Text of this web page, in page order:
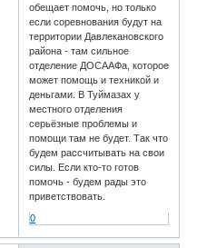
обещает помочь, но только
если соревнования будут на
территории Давлекановского
района - там сильное
отделение ДОСААФа, которое
может помощь и техникой и
деньгами. В Туймазах у
местного отделения
серьёзные проблемы и
помощи там не будет. Так что
будем рассчитывать на свои
силы. Если кто-то готов
помочь - будем рады это
приветствовать.
0